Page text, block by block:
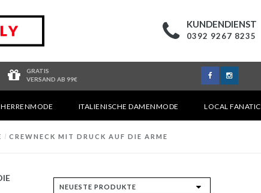
KUNDENDIENST
0392 9267 8235
GRATIS
VERSAND AB 99€
ITALIENISCHE DAMENMODE LOCAL FANATIC
/ CREWNECK MIT DRUCK AUF DIE ARME